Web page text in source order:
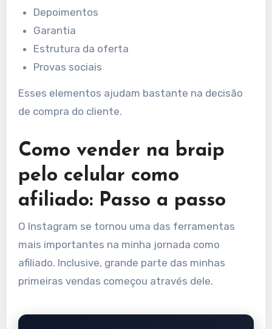
Depoimentos
Garantia
Estrutura da oferta
Provas sociais
Esses elementos ajudam bastante na decisão
de compra do cliente.
Como vender na braip
pelo celular como
afiliado: Passo a passo
O Instagram se tornou uma das ferramentas
mais importantes na minha jornada como
afiliado. Inclusive, grande parte das minhas
primeiras vendas começou através dele.